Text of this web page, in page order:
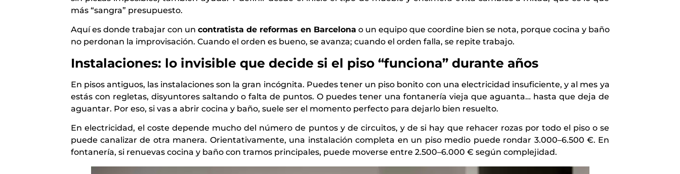
más “sangra” presupuesto.
Aquí es donde trabajar con un contratista de reformas en Barcelona o un equipo que coordine bien se nota, porque cocina y baño
no perdonan la improvisación. Cuando el orden es bueno, se avanza; cuando el orden falla, se repite trabajo.
Instalaciones: lo invisible que decide si el piso “funciona” durante años
En pisos antiguos, las instalaciones son la gran incógnita. Puedes tener un piso bonito con una electricidad insuficiente, y al mes ya
estás con regletas, disyuntores saltando o falta de puntos. O puedes tener una fontanería vieja que aguanta… hasta que deja de
aguantar. Por eso, si vas a abrir cocina y baño, suele ser el momento perfecto para dejarlo bien resuelto.
En electricidad, el coste depende mucho del número de puntos y de circuitos, y de si hay que rehacer rozas por todo el piso o se
puede canalizar de otra manera. Orientativamente, una instalación completa en un piso medio puede rondar 3.000–6.500 €. En
fontanería, si renuevas cocina y baño con tramos principales, puede moverse entre 2.500–6.000 € según complejidad.